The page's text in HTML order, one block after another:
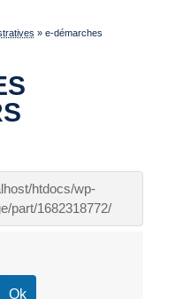
» e-démarches
htdocs/wp-
part/1682318772/